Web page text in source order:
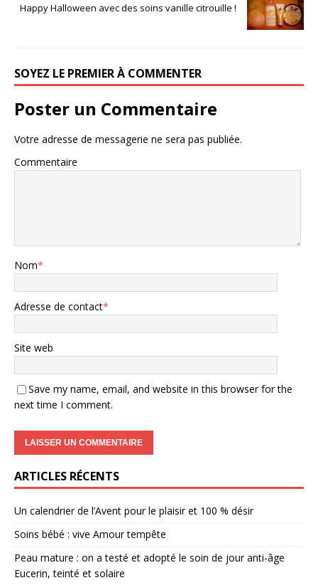
Happy Halloween avec des soins vanille citrouille !
SOYEZ LE PREMIER À COMMENTER
Poster un Commentaire
Votre adresse de messagerie ne sera pas publiée.
Commentaire
Nom*
Adresse de contact*
Site web
Save my name, email, and website in this browser for the
next time I comment.
ARTICLES RÉCENTS
Un calendrier de l’Avent pour le plaisir et 100 % désir
Soins bébé : vive Amour tempête
Peau mature : on a testé et adopté le soin de jour anti-âge
Eucerin, teinté et solaire